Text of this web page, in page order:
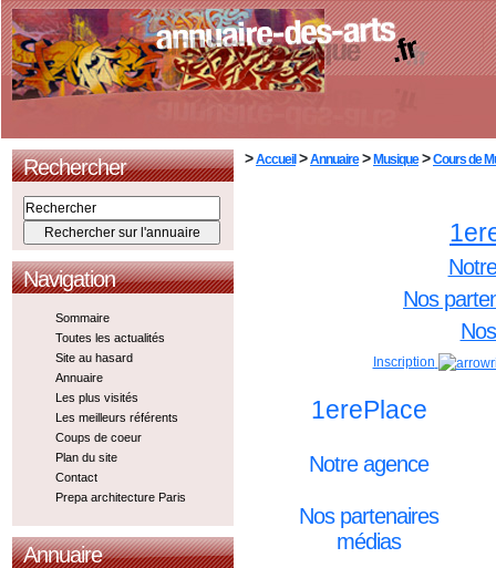
Rechercher
Navigation
Sommaire
Toutes les actualités
Site au hasard
Annuaire
Les plus visités
Les meilleurs référents
Coups de coeur
Plan du site
Contact
Prepa architecture Paris
Annuaire
>Accueil>Annuaire> Musique>Cours de
Nos
Inscription
1erePlace
Notre agence
Nos partenaires
médias